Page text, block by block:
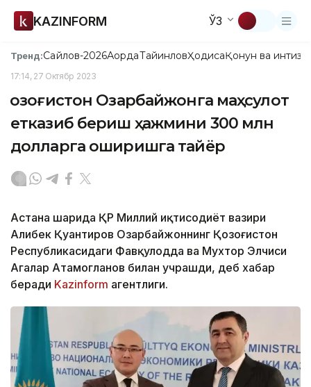
KAZINFORM ЎЗ
Тренд:Сайлов-2026АқордаТайинловҲодисаҚонун ва
17:14, 27 Октябр 2023
Қозоғистон Озарбайжонга маҳсулот
етказиб бериш ҳажмини 300 млн
долларга оширишга тайёр
Астана шаҳрида ҚР Миллий иқтисодиёт вазири
Алибек Қуантиров Озарбайжоннинг Қозоғистон
Республикасидаги Фавқулодда ва Мухтор Элчиси
Агалар Атамогланов билан учрашди, деб хабар
беради Kazinform агентлиги.